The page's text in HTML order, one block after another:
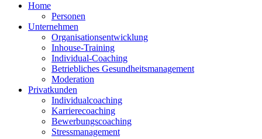
Home
Personen
Unternehmen
Organisationsentwicklung
Inhouse-Training
Individual-Coaching
Betriebliches Gesundheitsmanagement
Moderation
Privatkunden
Individualcoaching
Karrierecoaching
Bewerbungscoaching
Stressmanagement